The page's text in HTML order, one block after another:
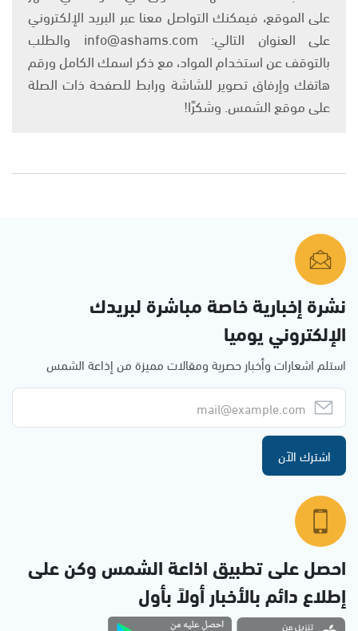
على الموقع، فيمكنك التواصل معنا عبر البريد الإلكتروني
على العنوان التالي: info@ashams.com والطلب
بالتوقف عن استخدام المواد، مع ذكر اسمك الكامل ورقم
هاتفك وإرفاق تصوير للشاشة ورابط للصفحة ذات الصلة
على موقع الشمس. وشكرًا!
نشرة إخبارية خاصة مباشرة لبريدك
الإلكتروني يوميا
استلم اشعارات وأخبار حصرية ومقالات مميزة من إذاعة الشمس
اشترك الآن
احصل على تطبيق اذاعة الشمس وكن على
إطلاع دائم بالأخبار أولاً بأول